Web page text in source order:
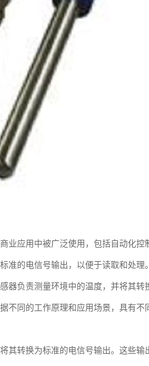
应用中被广泛使用，包括自动化控
准的电信号输出，以便于读取和处理。
器负责测量环境中的温度，并将其转
不同的工作原理和应用场景，具有不
其转换为标准的电信号输出。这些输